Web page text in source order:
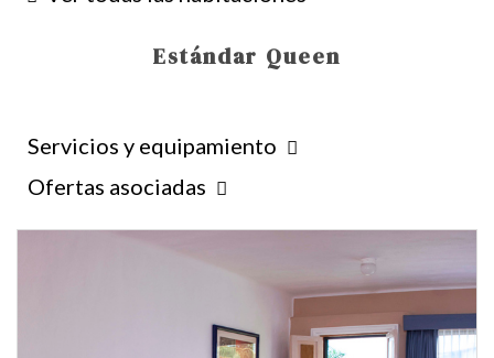
Estándar Queen
Servicios y equipamiento
Ofertas asociadas